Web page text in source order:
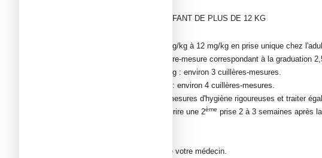
RÉSERVÉ À L’ADULTE ET L’ENFANT DE PLUS DE 12 KG
La posologie usuelle est de 10 mg/kg à 12 mg/kg en prise unique chez
chez l’enfant : environ ½ cuillère-mesure correspondant à la graduation
chez l’adulte de moins de 75 kg : environ 3 cuillères-mesures.
chez l’adulte de plus de 75 kg : environ 4 cuillères-mesures.
Dans l'oxyurose, respecter des mesures d'hygiène rigoureuses et traiter
Pour éviter une réinfection, prescrire une 2ème prise 2 à 3 semaines après
Se conformer à la prescription de votre médecin.